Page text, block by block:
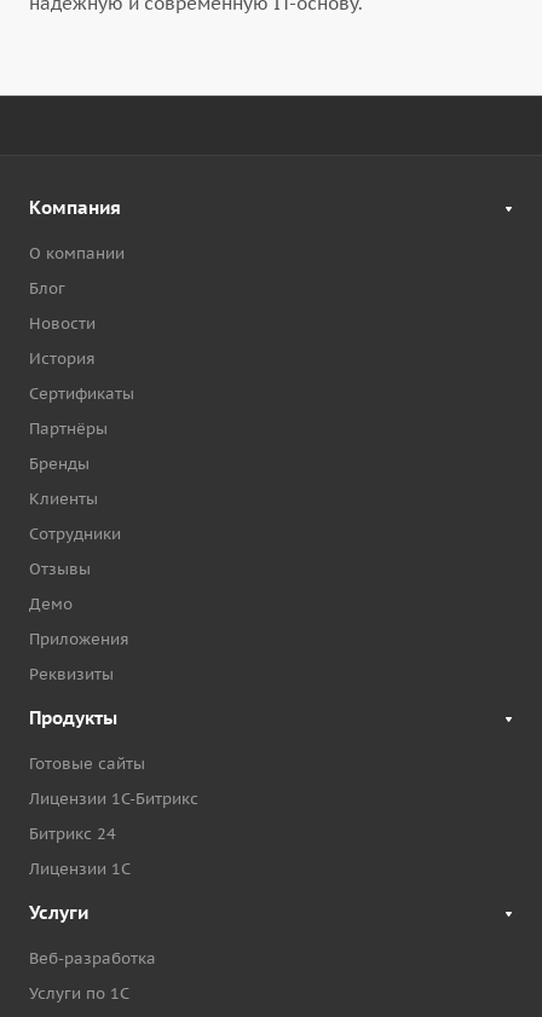
Компания
О компании
Блог
Новости
История
Сертификаты
Партнёры
Бренды
Клиенты
Сотрудники
Отзывы
Демо
Приложения
Реквизиты
Продукты
Готовые сайты
Лицензии 1С-Битрикс
Битрикс 24
Лицензии 1С
Услуги
Веб-разработка
Услуги по 1С